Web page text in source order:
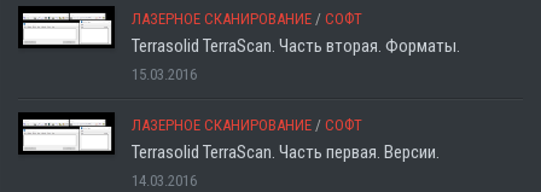
ЛАЗЕРНОЕ СКАНИРОВАНИЕ / СОФТ
Terrasolid TerraScan. Часть вторая. Форматы.
15.03.2016
ЛАЗЕРНОЕ СКАНИРОВАНИЕ / СОФТ
Terrasolid TerraScan. Часть первая. Версии.
14.03.2016